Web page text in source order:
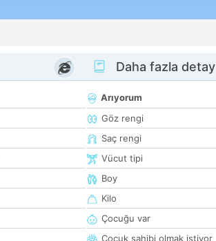
Daha fazla detay
Arıyorum
Göz rengi
Saç rengi
Vücut tipi
Boy
Kilo
Çocuğu var
Çocuk sahibi olmak istiyor